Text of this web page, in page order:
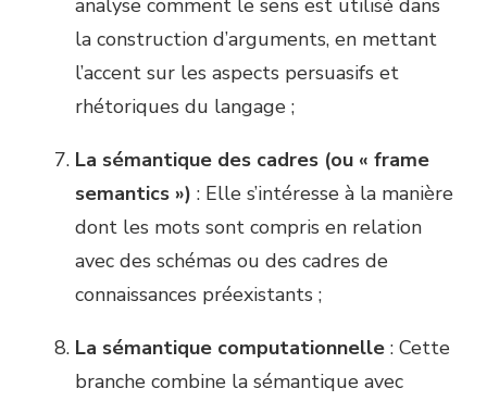
analyse comment le sens est utilisé dans
la construction d’arguments, en mettant
l’accent sur les aspects persuasifs et
rhétoriques du langage ;
La sémantique des cadres (ou « frame
semantics ») : Elle s’intéresse à la manière
dont les mots sont compris en relation
avec des schémas ou des cadres de
connaissances préexistants ;
La sémantique computationnelle : Cette
branche combine la sémantique avec